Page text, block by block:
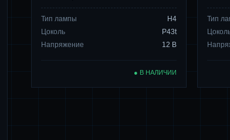
Тип лампы
H4
Цоколь
P43t
Напряжение
12 В
● В НАЛИЧИИ
Тип